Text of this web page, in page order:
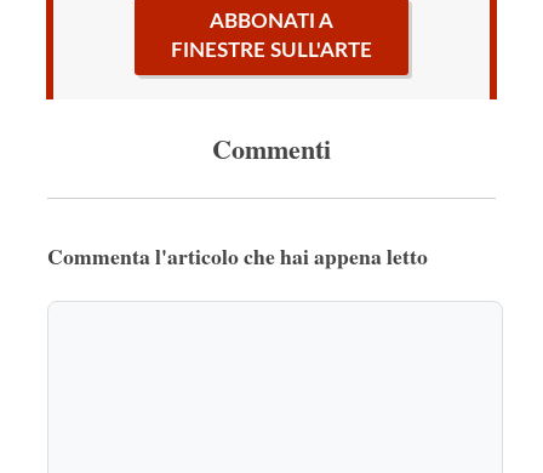
ABBONATI A
FINESTRE SULL'ARTE
Commenti
Commenta l'articolo che hai appena letto